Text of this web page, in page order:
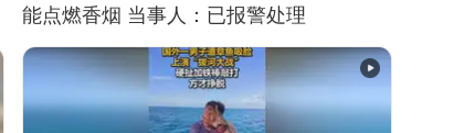
能点燃香烟 当事人：已报警处理